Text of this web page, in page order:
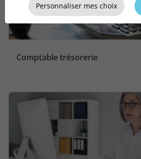
Comptable trésorerie
Personnaliser mes choix